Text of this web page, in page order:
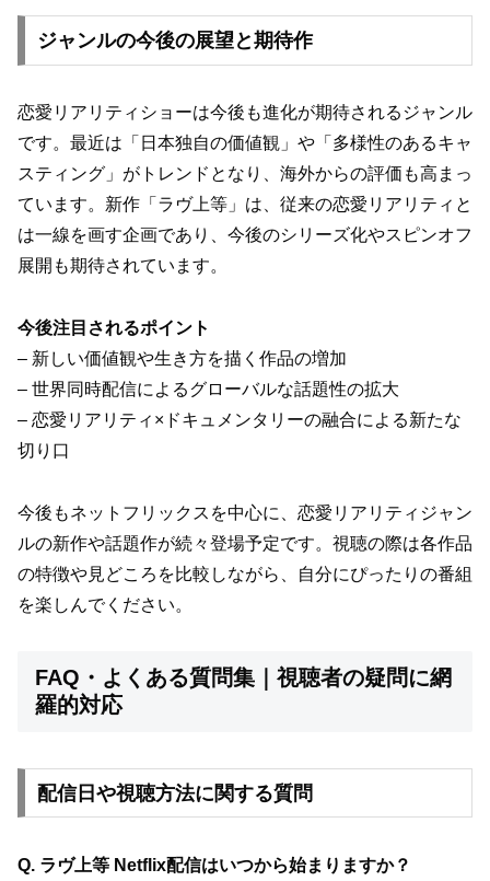
ジャンルの今後の展望と期待作
恋愛リアリティショーは今後も進化が期待されるジャンル
です。最近は「日本独自の価値観」や「多様性のあるキャ
スティング」がトレンドとなり、海外からの評価も高まっ
ています。新作「ラヴ上等」は、従来の恋愛リアリティと
は一線を画す企画であり、今後のシリーズ化やスピンオフ
展開も期待されています。
今後注目されるポイント
– 新しい価値観や生き方を描く作品の増加
– 世界同時配信によるグローバルな話題性の拡大
– 恋愛リアリティ×ドキュメンタリーの融合による新たな
切り口
今後もネットフリックスを中心に、恋愛リアリティジャン
ルの新作や話題作が続々登場予定です。視聴の際は各作品
の特徴や見どころを比較しながら、自分にぴったりの番組
を楽しんでください。
FAQ・よくある質問集｜視聴者の疑問に網
羅的対応
配信日や視聴方法に関する質問
Q. ラヴ上等 Netflix配信はいつから始まりますか？